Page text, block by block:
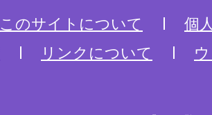
このサイトについて
個
リンクについて